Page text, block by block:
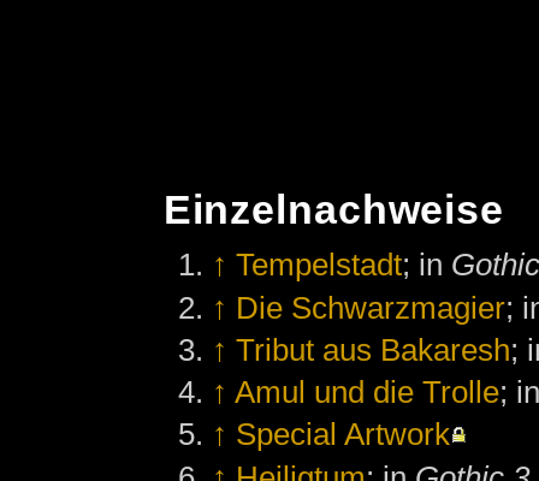
Einzelnachweise
↑ Tempelstadt; in
↑ Die Schwarzmagier;
↑ Tribut aus Bakaresh;
↑ Amul und die Trolle;
↑ Special Artwork